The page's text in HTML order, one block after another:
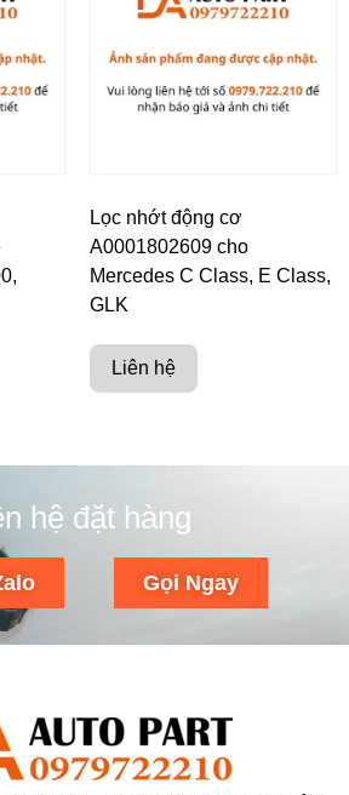
Lọc nhớt động cơ
A0001802609 cho
Mercedes C Class, E Class,
GLK
Liên hệ
hệ đặt hàng
Gọi Ngay